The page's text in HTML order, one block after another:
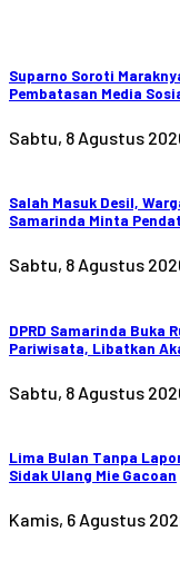
Suparno Soroti
Pembatasan Media
Sabtu, 8 Agustus
Salah Masuk Desil,
Samarinda Minta
Sabtu, 8 Agustus
DPRD Samarinda Buka
Pariwisata, Libatkan
Sabtu, 8 Agustus
Lima Bulan Tanpa
Sidak Ulang Mie Gacoan
Kamis, 6 Agustus